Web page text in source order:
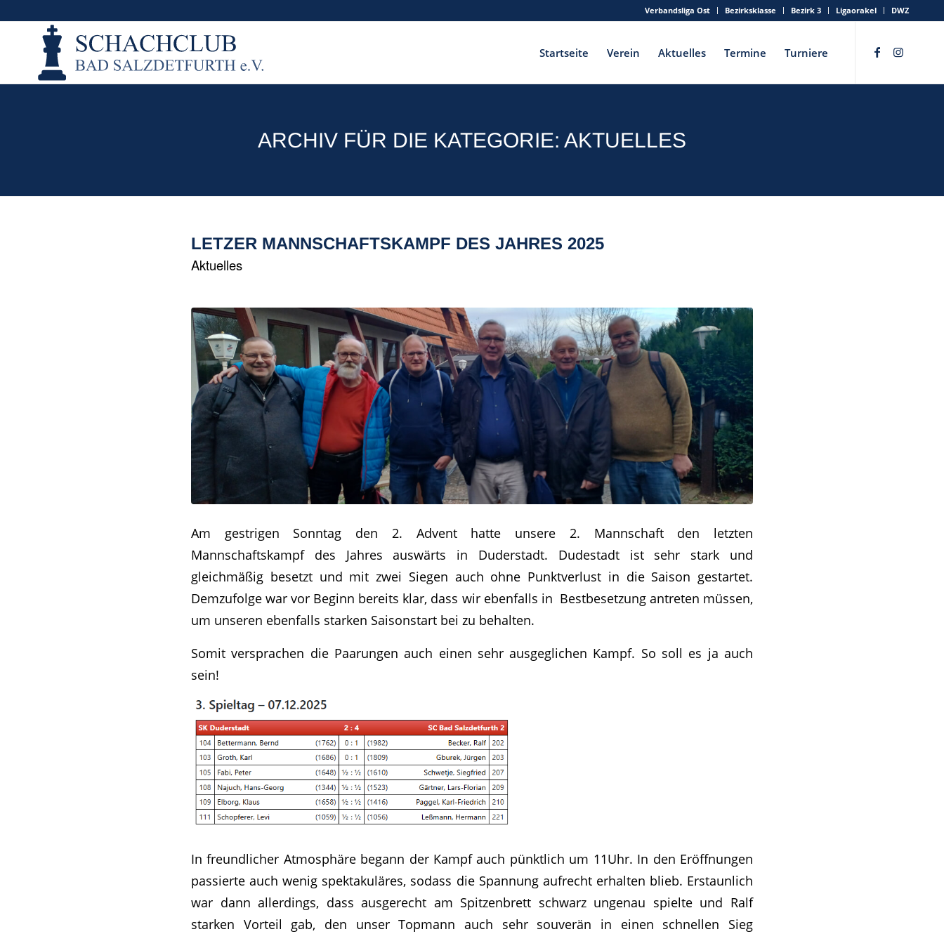
Verbandsliga Ost Bezirksklasse Bezirk 3 Ligaorakel DWZ
Startseite Verein Aktuelles Termine Turniere
ARCHIV FÜR DIE KATEGORIE: AKTUELLES
LETZER MANNSCHAFTSKAMPF DES JAHRES 2025
Aktuelles
Am gestrigen Sonntag den 2. Advent hatte unsere 2. Mannschaft den letzten
Mannschaftskampf des Jahres auswärts in Duderstadt. Dudestadt ist sehr stark und
gleichmäßig besetzt und mit zwei Siegen auch ohne Punktverlust in die Saison gestartet.
Demzufolge war vor Beginn bereits klar, dass wir ebenfalls in Bestbesetzung antreten müssen,
um unseren ebenfalls starken Saisonstart bei zu behalten.
Somit versprachen die Paarungen auch einen sehr ausgeglichen Kampf. So soll es ja auch
sein!
In freundlicher Atmosphäre begann der Kampf auch pünktlich um 11Uhr. In den Eröffnungen
passierte auch wenig spektakuläres, sodass die Spannung aufrecht erhalten blieb. Erstaunlich
war dann allerdings, dass ausgerecht am Spitzenbrett schwarz ungenau spielte und Ralf
starken Vorteil gab, den unser Topmann auch sehr souverän in einen schnellen Sieg